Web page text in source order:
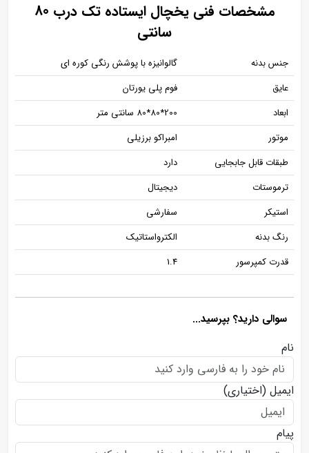
مشخصات فنی یخچال ایستاده تک درب 80
سانتی
جنس بدنه
گالوانیزه با پوشش رنگی کوره ای
عایق
فوم پلی یورتان
ابعاد
200*80*80 سانتی متر
موتور
امبراکو برزیلی
طبقات قابل جابجایی
دارد
ترموستات
دیجیتال
استیکر
سفارشی
رنگ بدنه
الکترواستاتیک
قدرت کمپرسور
1.4
سوالی دارید؟ بپرسید...
نام
ایمیل (اختیاری)
پیام